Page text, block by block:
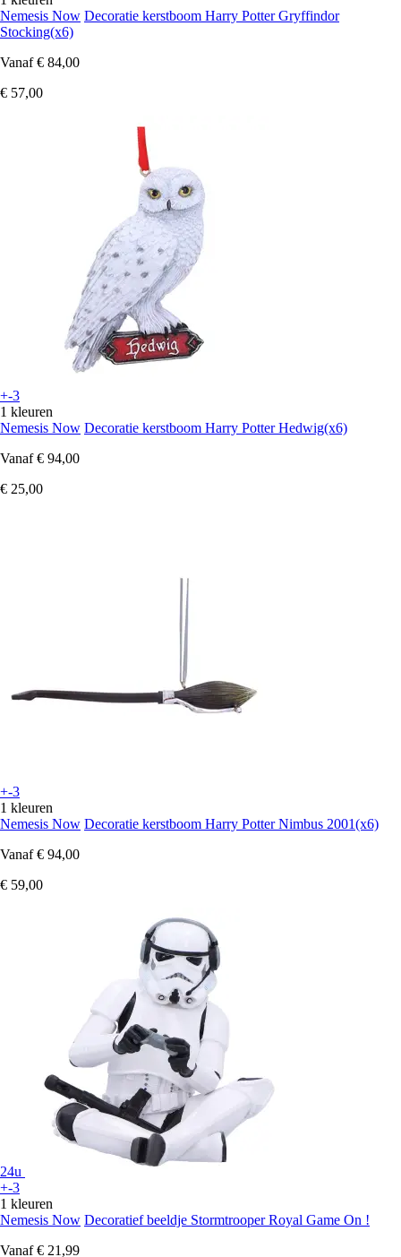
Nemesis Now Decoratie kerstboom Harry Potter Gryffindor
Stocking(x6)
Vanaf € 84,00
€ 57,00
+-3
1 kleuren
Nemesis Now Decoratie kerstboom Harry Potter Hedwig(x6)
Vanaf € 94,00
€ 25,00
+-3
1 kleuren
Nemesis Now Decoratie kerstboom Harry Potter Nimbus 2001(x6)
Vanaf € 94,00
€ 59,00
24u
+-3
1 kleuren
Nemesis Now Decoratief beeldje Stormtrooper Royal Game On !
Vanaf € 21,99